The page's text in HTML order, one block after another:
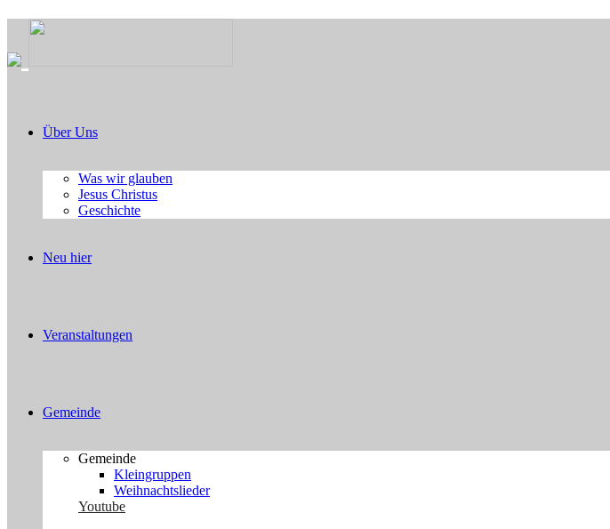
Über Uns
Was wir glauben
Jesus Christus
Geschichte
Neu hier
Veranstaltungen
Gemeinde
Gemeinde
Kleingruppen
Weihnachtslieder
Youtube